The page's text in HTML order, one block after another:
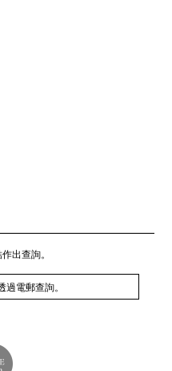
出查詢。
過電郵查詢。